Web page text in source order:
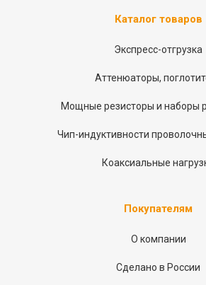
Каталог товаров
Экспресс-отгрузка
Аттенюаторы,
Мощные резисторы и наборы
Чип-индуктивности
Коаксиальные
Покупателям
О компании
Сделано в России